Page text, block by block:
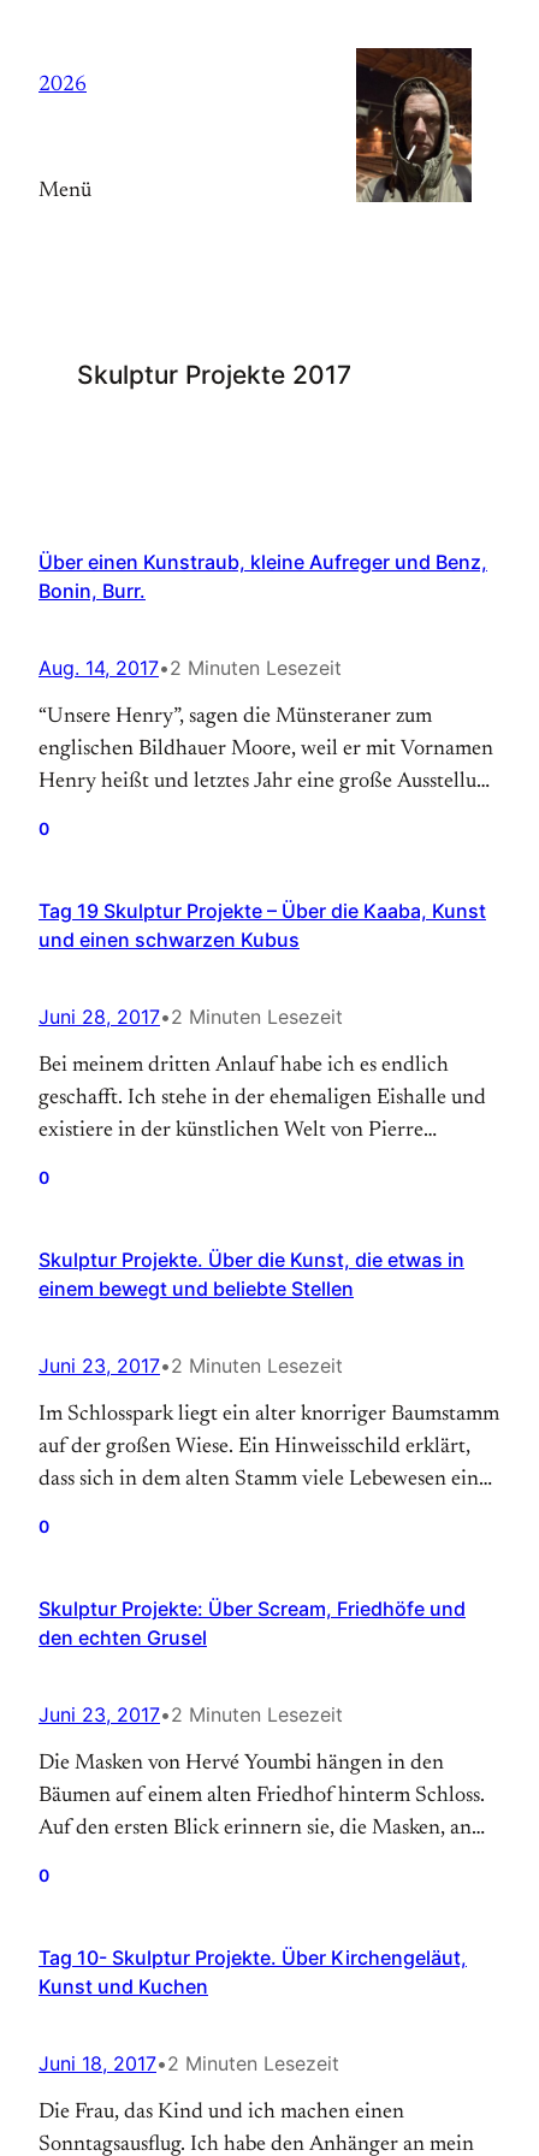
springen
2026
Menü
Skulptur Projekte 2017
Über einen Kunstraub, kleine Aufreger und Benz,
Bonin, Burr.
Aug. 14, 2017•2 Minuten Lesezeit
“Unsere Henry”, sagen die Münsteraner zum
englischen Bildhauer Moore, weil er mit Vornamen
Henry heißt und letztes Jahr eine große Ausstellung
Große Skulpturen. Und wenn etwas so groß und
schwer ist, muss es auch…
0
Tag 19 Skulptur Projekte – Über die Kaaba, Kunst
und einen schwarzen Kubus
Juni 28, 2017•2 Minuten Lesezeit
Bei meinem dritten Anlauf habe ich es endlich
geschafft. Ich stehe in der ehemaligen Eishalle und
existiere in der künstlichen Welt von Pierre
Hund, der trotz strömenden Regens niemanden
Unterschlupf im Eingangsbereich gewährt.…
0
Skulptur Projekte. Über die Kunst, die etwas in
einem bewegt und beliebte Stellen
Juni 23, 2017•2 Minuten Lesezeit
Im Schlosspark liegt ein alter knorriger Baumstamm
auf der großen Wiese. Ein Hinweisschild erklärt,
dass sich in dem alten Stamm viele Lebewesen ein
der Innenstadt am Erbdrostenhof und…
0
Skulptur Projekte: Über Scream, Friedhöfe und
den echten Grusel
Juni 23, 2017•2 Minuten Lesezeit
Die Masken von Hervé Youmbi hängen in den
Bäumen auf einem alten Friedhof hinterm Schloss.
Auf den ersten Blick erinnern sie, die Masken, an
gruselte, wenn man den Film sah. Ich…
0
Tag 10- Skulptur Projekte. Über Kirchengeläut,
Kunst und Kuchen
Juni 18, 2017•2 Minuten Lesezeit
Die Frau, das Kind und ich machen einen
Sonntagsausflug. Ich habe den Anhänger an mein